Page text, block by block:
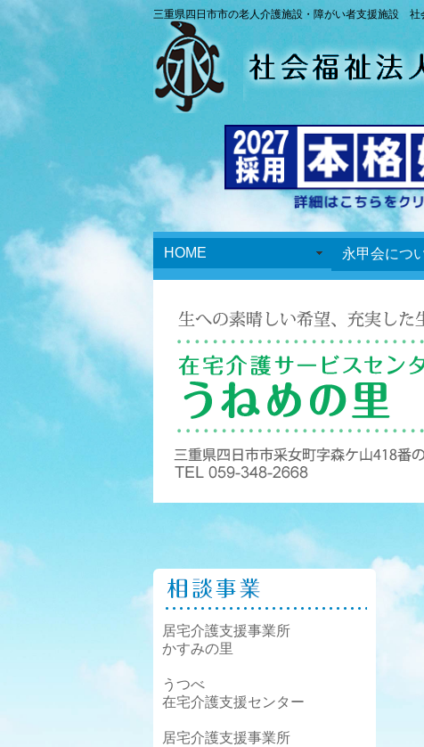
三重県四日市市の老人介護施設・障がい者支援施設 社
HOME 永甲会につ
居宅介護支援事業所
かすみの里
うつべ
在宅介護支援センター
居宅介護支援事業所